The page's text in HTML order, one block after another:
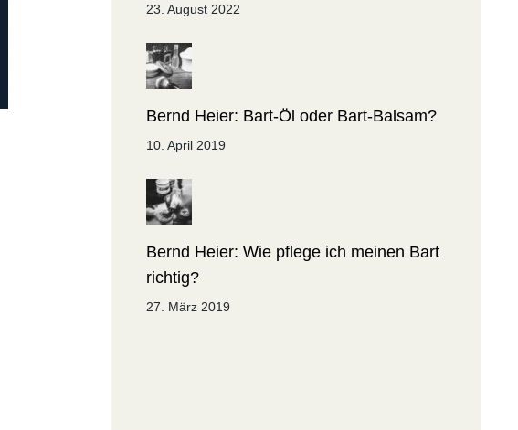
23. August 2022
Bernd Heier: Bart-Öl oder Bart-Balsam?
10. April 2019
Bernd Heier: Wie pflege ich meinen Bart
richtig?
27. März 2019